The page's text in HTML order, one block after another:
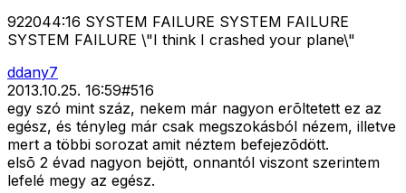
922044:16 SYSTEM FAILURE SYSTEM FAILURE
SYSTEM FAILURE \"I think I crashed your plane\"
ddany7
2013.10.25. 16:59#516
egy szó mint száz, nekem már nagyon erõltetett ez az
egész, és tényleg már csak megszokásból nézem, illetve
mert a többi sorozat amit néztem befejezõdött.
elsõ 2 évad nagyon bejött, onnantól viszont szerintem
lefelé megy az egész.